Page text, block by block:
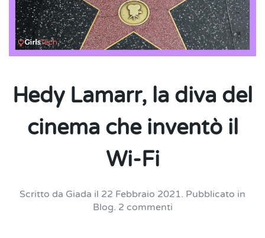
Hedy Lamarr, la diva del
cinema che inventò il
Wi-Fi
Scritto da Giada il 22 Febbraio 2021. Pubblicato in
Blog. 2 commentisu